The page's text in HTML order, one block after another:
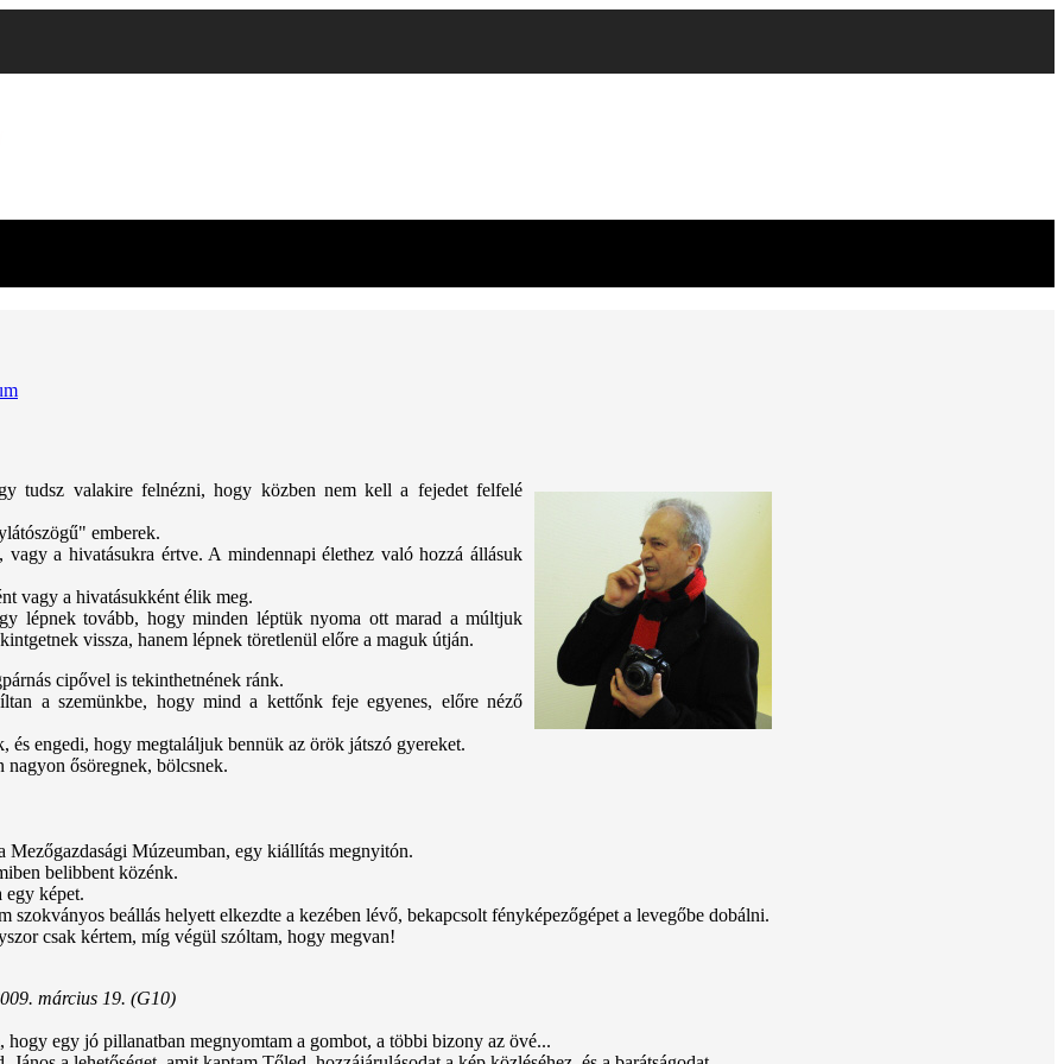
tudsz valakire felnézni, hogy közben nem kell a fejedet felfelé
emberek.
vagy a hivatásukra értve. A mindennapi élethez való hozzá állásuk
vagy a hivatásukként élik meg.
lépnek tovább, hogy minden léptük nyoma ott marad a múltjuk
vissza, hanem lépnek töretlenül előre a maguk útján.
cipővel is tekinthetnének ránk.
a szemünkbe, hogy mind a kettőnk feje egyenes, előre néző
és engedi, hogy megtaláljuk bennük az örök játszó gyereket.
ősöregnek, bölcsnek.
Mezőgazdasági Múzeumban, egy kiállítás megnyitón.
belibbent közénk.
egy képet.
szokványos beállás helyett elkezdte a kezében lévő, bekapcsolt fényképezőgépet a levegőbe dobálni.
csak kértem, míg végül szóltam, hogy megvan!
március 19. (G10)
hogy egy jó pillanatban megnyomtam a gombot, a többi bizony az övé...